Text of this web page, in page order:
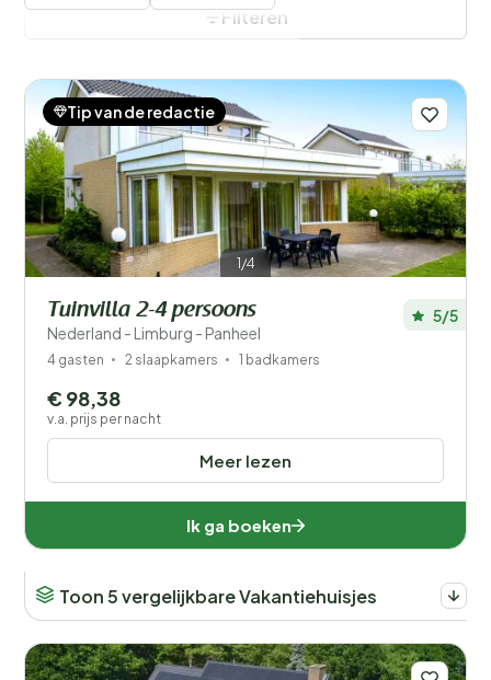
Je vakantie
Kies reisdata en je gezelschap
Wanneer?
Afstand 1
Prijs
Filters opslaan
Filteren
1/4
Tip van de redactie
Tuinvilla 2-4 persoons
Nederland - Limburg - Panheel
5/5
4 gasten 2 slaapkamers 1 badkamers
Meer lezen
€ 98,38
v.a. prijs per nacht
Ik ga boeken
Toon 5 vergelijkbare Vakantiehuisjes